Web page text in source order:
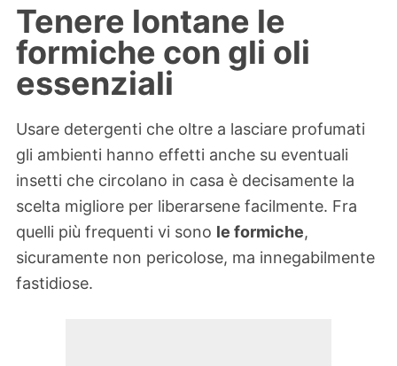
Tenere lontane le
formiche con gli oli
essenziali
Usare detergenti che oltre a lasciare profumati
gli ambienti hanno effetti anche su eventuali
insetti che circolano in casa è decisamente la
scelta migliore per liberarsene facilmente. Fra
quelli più frequenti vi sono le formiche,
sicuramente non pericolose, ma innegabilmente
fastidiose.